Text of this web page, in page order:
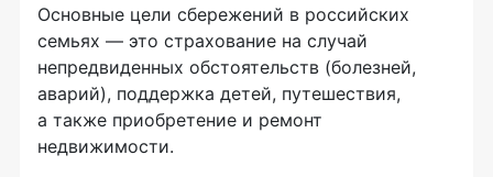
Основные цели сбережений в российских
семьях — это страхование на случай
непредвиденных обстоятельств (болезней,
аварий), поддержка детей, путешествия,
а также приобретение и ремонт
недвижимости.